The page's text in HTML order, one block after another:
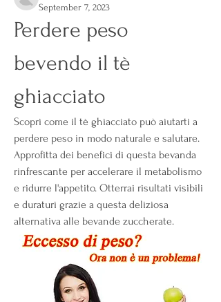
September 7, 2023
Perdere peso
bevendo il tè
ghiacciato
Scopri come il tè ghiacciato può aiutarti a
perdere peso in modo naturale e salutare.
Approfitta dei benefici di questa bevanda
rinfrescante per accelerare il metabolismo
e ridurre l'appetito. Otterrai risultati visibili
e duraturi grazie a questa deliziosa
alternativa alle bevande zuccherate.